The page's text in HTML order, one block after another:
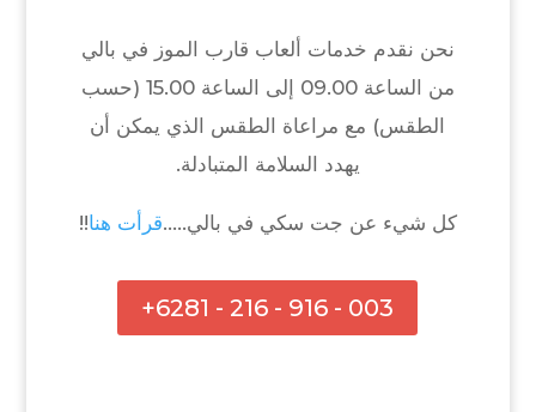
نحن نقدم خدمات ألعاب قارب الموز في بالي
من الساعة 09.00 إلى الساعة 15.00 (حسب
الطقس) مع مراعاة الطقس الذي يمكن أن
يهدد السلامة المتبادلة.
كل شيء عن جت سكي في بالي…..قرأت هنا!!
+6281 - 216 - 916 - 003